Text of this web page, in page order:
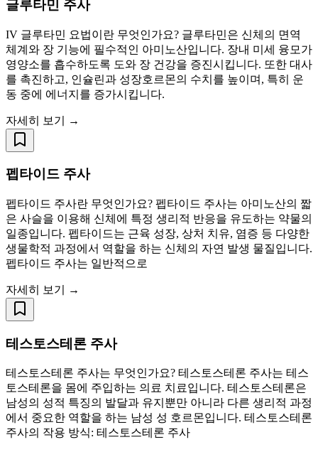
글루타민 주사
IV 글루타민 요법이란 무엇인가요? 글루타민은 신체의 면역
체계와 장 기능에 필수적인 아미노산입니다. 장내 미세 융모가
영양소를 흡수하도록 도와 장 건강을 증진시킵니다. 또한 대사
를 촉진하고, 인슐린과 성장호르몬의 수치를 높이며, 특히 운
동 중에 에너지를 증가시킵니다.
자세히 보기 →
펩타이드 주사
펩타이드 주사란 무엇인가요? 펩타이드 주사는 아미노산의 짧
은 사슬을 이용해 신체에 특정 생리적 반응을 유도하는 약물의
일종입니다. 펩타이드는 근육 성장, 상처 치유, 염증 등 다양한
생물학적 과정에서 역할을 하는 신체의 자연 발생 물질입니다.
펩타이드 주사는 일반적으로
자세히 보기 →
테스토스테론 주사
테스토스테론 주사는 무엇인가요? 테스토스테론 주사는 테스
토스테론을 몸에 주입하는 의료 치료입니다. 테스토스테론은
남성의 성적 특징의 발달과 유지뿐만 아니라 다른 생리적 과정
에서 중요한 역할을 하는 남성 성 호르몬입니다. 테스토스테론
주사의 작용 방식: 테스토스테론 주사